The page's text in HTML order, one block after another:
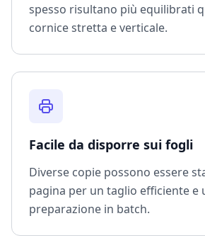
spesso risultano più equilibrati
cornice stretta e verticale.
Facile da disporre sui fogli
Diverse copie possono essere
pagina per un taglio efficiente e
preparazione in batch.